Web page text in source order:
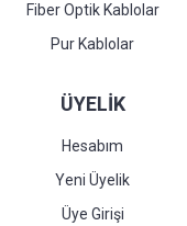
Fiber Optik Kablolar
Pur Kablolar
ÜYELİK
Hesabım
Yeni Üyelik
Üye Girişi